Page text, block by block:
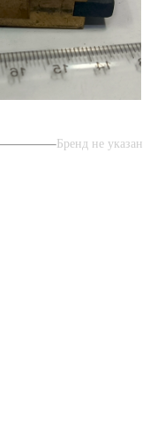
Бренд не указан